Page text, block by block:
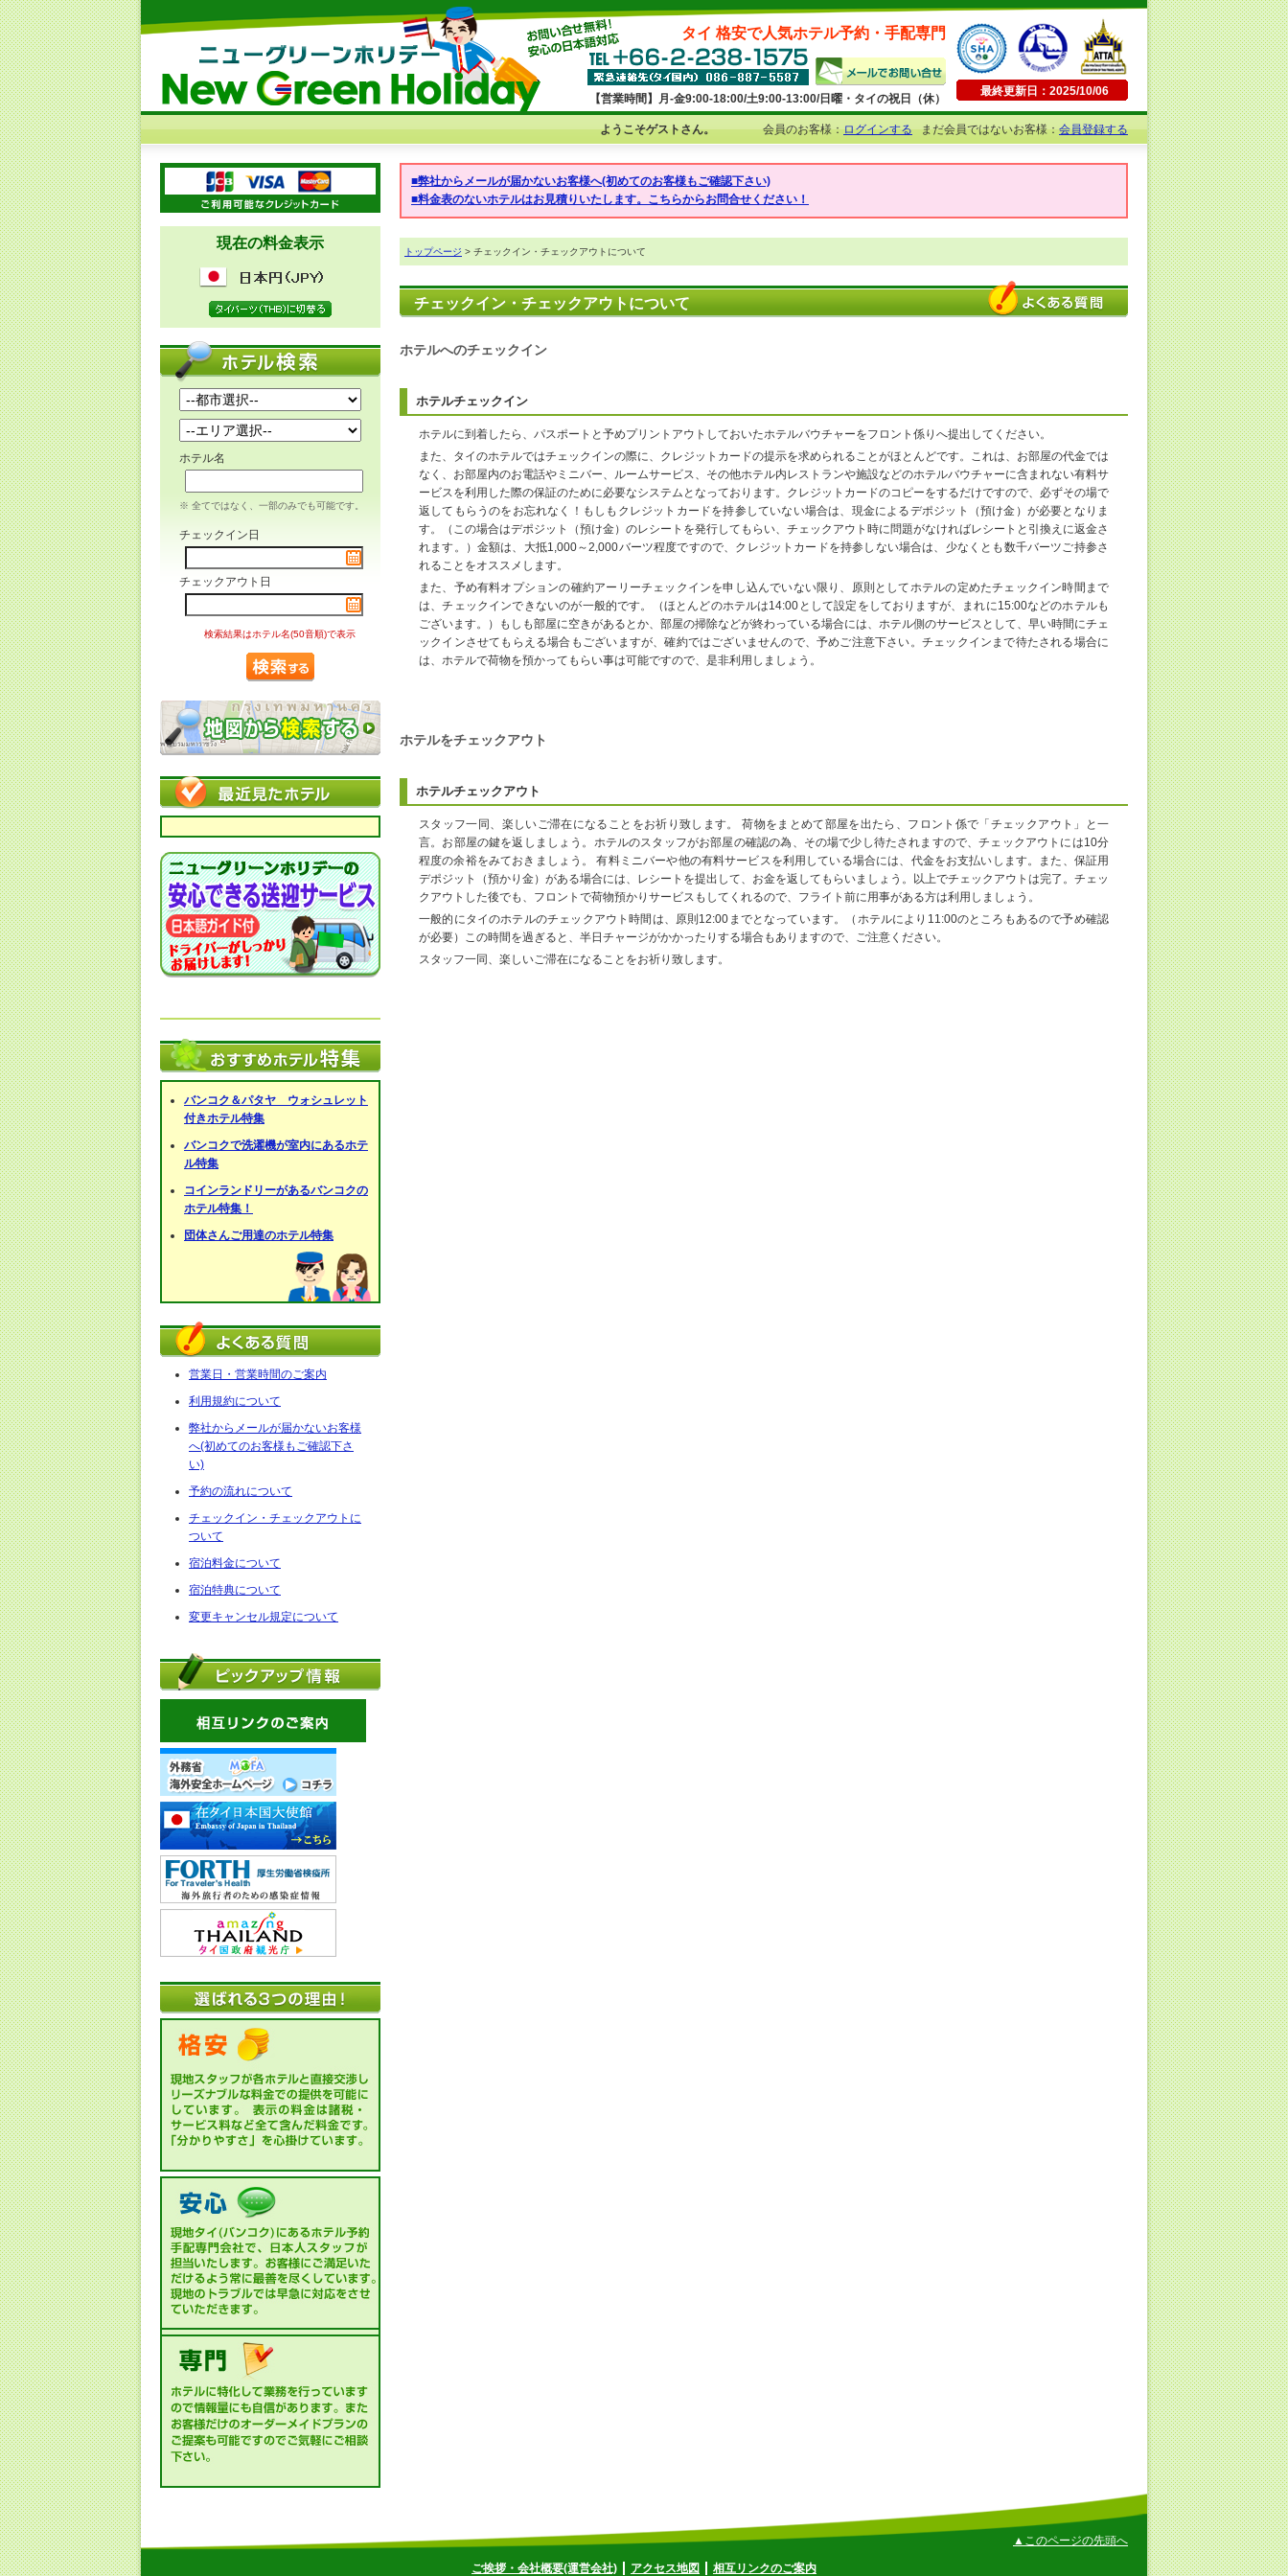
タイ 格安で人気ホテル予約・手配専門
【営業時間】月-金9:00-18:00/土9:00-13:00/日曜・タイの祝日（休）
最終更新日：2025/10/06
ようこそゲストさん。 会員のお客様：ログインするまだ会員ではないお客様：会員登録する
現在の料金表示
ホテル名
※ 全てではなく、一部のみでも可能です。
チェックイン日
チェックアウト日
検索結果はホテル名(50音順)で表示
バンコク＆パタヤ ウォシュレット
付きホテル特集
バンコクで洗濯機が室内にあるホテ
ル特集
コインランドリーがあるバンコクの
ホテル特集！
団体さんご用達のホテル特集
営業日・営業時間のご案内
利用規約について
弊社からメールが届かないお客様
へ(初めてのお客様もご確認下さ
い)
予約の流れについて
チェックイン・チェックアウトに
ついて
宿泊料金について
宿泊特典について
変更キャンセル規定について
■弊社からメールが届かないお客様へ(初めてのお客様もご確認下さい)
■料金表のないホテルはお見積りいたします。こちらからお問合せください！
トップページ > チェックイン・チェックアウトについて
チェックイン・チェックアウトについて
ホテルへのチェックイン
ホテルチェックイン
ホテルに到着したら、パスポートと予めプリントアウトしておいたホテルバウチャーをフロント係りへ提出してください。
また、タイのホテルではチェックインの際に、クレジットカードの提示を求められることがほとんどです。これは、お部屋の代金では
なく、お部屋内のお電話やミニバー、ルームサービス、その他ホテル内レストランや施設などのホテルバウチャーに含まれない有料サ
ービスを利用した際の保証のために必要なシステムとなっております。クレジットカードのコピーをするだけですので、必ずその場で
返してもらうのをお忘れなく！もしもクレジットカードを持参していない場合は、現金によるデポジット（預け金）が必要となりま
す。（この場合はデポジット（預け金）のレシートを発行してもらい、チェックアウト時に問題がなければレシートと引換えに返金さ
れます。）金額は、大抵1,000～2,000バーツ程度ですので、クレジットカードを持参しない場合は、少なくとも数千バーツご持参さ
れることをオススメします。
また、予め有料オプションの確約アーリーチェックインを申し込んでいない限り、原則としてホテルの定めたチェックイン時間まで
は、チェックインできないのが一般的です。（ほとんどのホテルは14:00として設定をしておりますが、まれに15:00などのホテルも
ございます。）もしも部屋に空きがあるとか、部屋の掃除などが終わっている場合には、ホテル側のサービスとして、早い時間にチェ
ックインさせてもらえる場合もございますが、確約ではございませんので、予めご注意下さい。チェックインまで待たされる場合に
は、ホテルで荷物を預かってもらい事は可能ですので、是非利用しましょう。
ホテルをチェックアウト
ホテルチェックアウト
スタッフ一同、楽しいご滞在になることをお祈り致します。 荷物をまとめて部屋を出たら、フロント係で「チェックアウト」と一
言。お部屋の鍵を返しましょう。ホテルのスタッフがお部屋の確認の為、その場で少し待たされますので、チェックアウトには10分
程度の余裕をみておきましょう。 有料ミニバーや他の有料サービスを利用している場合には、代金をお支払いします。また、保証用
デポジット（預かり金）がある場合には、レシートを提出して、お金を返してもらいましょう。以上でチェックアウトは完了。チェッ
クアウトした後でも、フロントで荷物預かりサービスもしてくれるので、フライト前に用事がある方は利用しましょう。
一般的にタイのホテルのチェックアウト時間は、原則12:00までとなっています。（ホテルにより11:00のところもあるので予め確認
が必要）この時間を過ぎると、半日チャージがかかったりする場合もありますので、ご注意ください。
スタッフ一同、楽しいご滞在になることをお祈り致します。
▲このページの先頭へ
ご挨拶・会社概要(運営会社) アクセス地図 相互リンクのご案内